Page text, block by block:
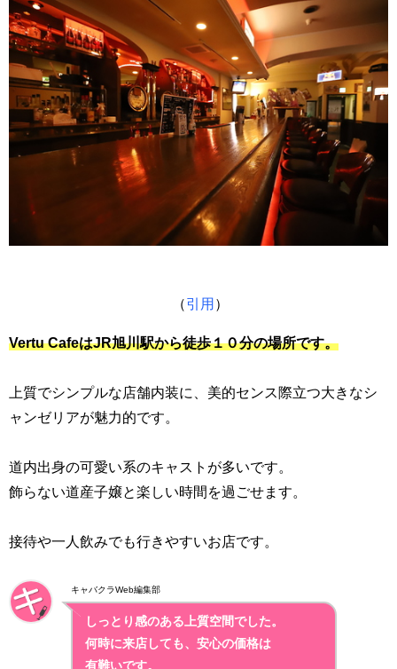
（引用 ）
Vertu CafeはJR旭川駅から徒歩１０分の場所です。
上質でシンプルな店舗内装に、美的センス際立つ大きなシ
ャンゼリアが魅力的です。
道内出身の可愛い系のキャストが多いです。
飾らない道産子嬢と楽しい時間を過ごせます。
接待や一人飲みでも行きやすいお店です。
キャバクラWeb編集部
しっとり感のある上質空間でした。
何時に来店しても、安心の価格は
有難いです。